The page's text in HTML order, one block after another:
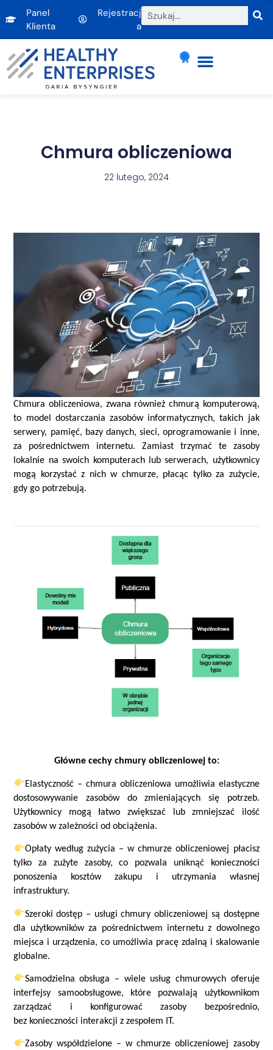
Panel
Klienta
Rejestracj
a
0
Chmura obliczeniowa
22 lutego, 2024
Chmura obliczeniowa, zwana również chmurą komputerową,
to model dostarczania zasobów informatycznych, takich jak
serwery, pamięć, bazy danych, sieci, oprogramowanie i inne,
za pośrednictwem internetu. Zamiast trzymać te zasoby
lokalnie na swoich komputerach lub serwerach, użytkownicy
mogą korzystać z nich w chmurze, płacąc tylko za zużycie,
gdy go potrzebują.
Główne cechy chmury obliczeniowej to:
Elastyczność – chmura obliczeniowa umożliwia elastyczne
dostosowywanie zasobów do zmieniających się potrzeb.
Użytkownicy mogą łatwo zwiększać lub zmniejszać ilość
zasobów w zależności od obciążenia.
Opłaty według zużycia – w chmurze obliczeniowej płacisz
tylko za zużyte zasoby, co pozwala uniknąć konieczności
ponoszenia kosztów zakupu i utrzymania własnej
infrastruktury.
Szeroki dostęp – usługi chmury obliczeniowej są dostępne
dla użytkowników za pośrednictwem internetu z dowolnego
miejsca i urządzenia, co umożliwia pracę zdalną i skalowanie
globalne.
Samodzielna obsługa – wiele usług chmurowych oferuje
interfejsy samoobsługowe, które pozwalają użytkownikom
zarządzać i konfigurować zasoby bezpośrednio,
bez konieczności interakcji z zespołem IT.
Zasoby współdzielone – w chmurze obliczeniowej zasoby